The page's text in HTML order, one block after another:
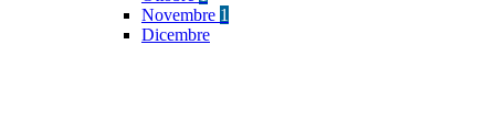
Novembre 1
Dicembre